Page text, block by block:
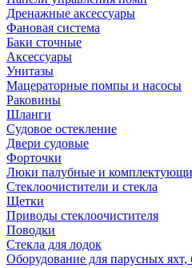
Дренажные аксессуары
Фановая система
Баки сточные
Аксессуары
Унитазы
Мацераторные помпы и насосы
Раковины
Шланги
Судовое остекление
Двери судовые
Форточки
Люки палубные и
Стеклоочистители и стекла
Щетки
Приводы стеклоочистителя
Поводки
Стекла для лодок
Оборудование для парусных яхт,